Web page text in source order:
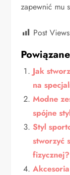
zapewnić mu
Post
Jak
na
Modne
spójne
Styl
stworzyć
fizycznej?